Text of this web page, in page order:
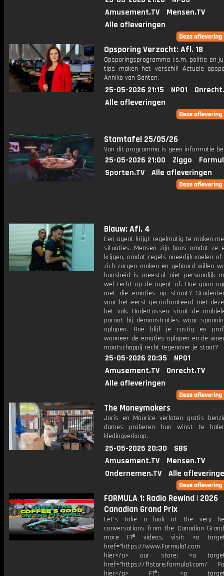
Amusement.TV
Mensen.TV
Alle afleveringen
Opsporing Verzocht: Afl. 18
Opsporingsprogramma i.s.m. politie en
tips maken het verschil! Actuele
Anniko van Santen.
25-05-2026 21:15 NPO1
Alle afleveringen
Stamtafel 25/05/26
Van dit programma is geen informatie
25-05-2026 21:00 Ziggo
Sporten.TV
Alle afleveringen
Blauw: Afl. 4
Een agent krijgt regelmatig te maken
situaties. Mensen zijn boos omdat ze
krijgen, omdat regels oneerlijk voelen
zich zorgen maken en gehoord willen
boosheid is meestal niet persoonlijk
wel recht op de agent af. Hoe gaan
met die emoties op straat?
voor het eerst geconfronteerd met
het vak. Ondertussen staat de
paraat bij demonstraties waar
oplopen. Hoe blijf je rustig en
wanneer de emoties oplopen en de
maatschappij recht tegenover je staat?
25-05-2026 20:35
NPO1
Amusement.TV
Onrecht.TV
Alle afleveringen
The Moneymakers
Joris en Maurice verloten gratis
dames proberen hun winst te
kledingverkoop.
25-05-2026 20:30
SBS
Amusement.TV
Mensen.TV
Ondernemen.TV
Alle
FORMULA 1: Radio Rewind | 2026
Canadian Grand Prix
Let's take a look at the very
conversations from the Canadian
more F1® videos, visit: <a
href="https://www.Formula1.com
hier</a> our store: <a
href="https://f1store.formula1.com/
hier</a> F1®: <a